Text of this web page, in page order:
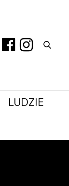
LUDZIE